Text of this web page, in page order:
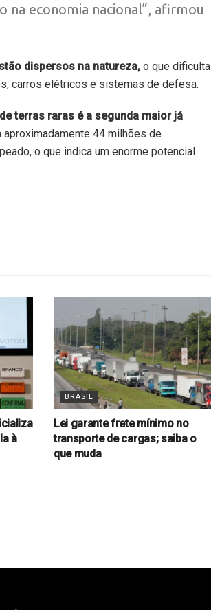
na economia nacional”, afirmou
dispersos na natureza, o que dificulta
carros elétricos e sistemas de defesa.
terras raras é a segunda maior já
aproximadamente 44 milhões de
o que indica um enorme potencial
à
BRASIL
Lei garante frete mínimo no
transporte de cargas; saiba o
que muda